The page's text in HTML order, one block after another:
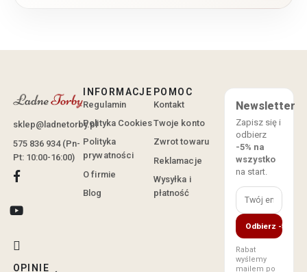
sklep@ladnetorby.pl
575 836 934 (Pn-
Pt: 10:00-16:00)
OPINIE
INFORMACJE
Regulamin
Polityka Cookies
Polityka
prywatności
O firmie
Blog
POMOC
Kontakt
Twoje konto
Zwrot towaru
Reklamacje
Wysyłka i
płatność
Newsletter
Zapisz się i
odbierz
-5% na
wszystko
na start.
Odbierz -5%
Rabat
wyślemy
mailem po